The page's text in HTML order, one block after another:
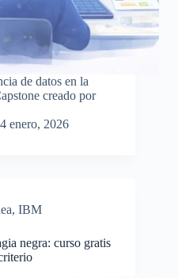
de datos en la
creado por
enero, 2026
, IBM
negra: curso gratis